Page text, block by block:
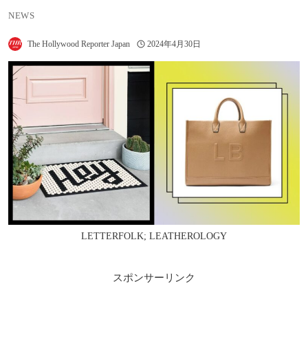
NEWS
The Hollywood Reporter Japan 2024年4月30日
LETTERFOLK; LEATHEROLOGY
スポンサーリンク